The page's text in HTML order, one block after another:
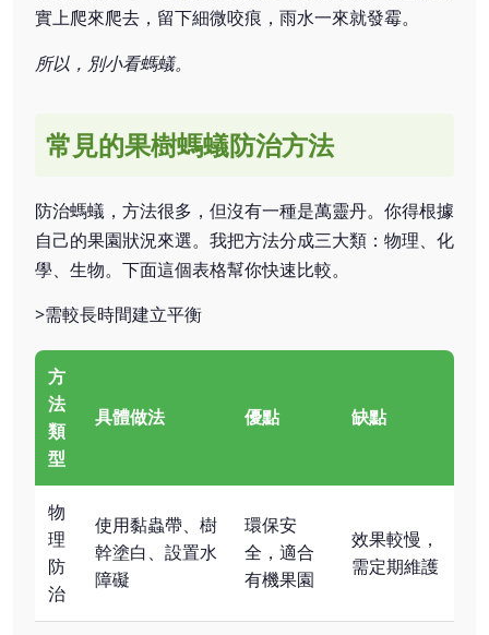
實上爬來爬去，留下細微咬痕，雨水一來就發霉。
所以，別小看螞蟻。
常見的果樹螞蟻防治方法
防治螞蟻，方法很多，但沒有一種是萬靈丹。你得根據
自己的果園狀況來選。我把方法分成三大類：物理、化
學、生物。下面這個表格幫你快速比較。
>需較長時間建立平衡
方
法
類
型
具體做法 優點 缺點
物
理
防
治
使用黏蟲帶、樹
幹塗白、設置水
障礙
環保安
全，適合
有機果園
效果較慢，
需定期維護